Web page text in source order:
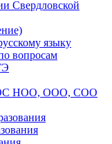
Свердловской
языку
вопросам
НОО, ООО, СОО